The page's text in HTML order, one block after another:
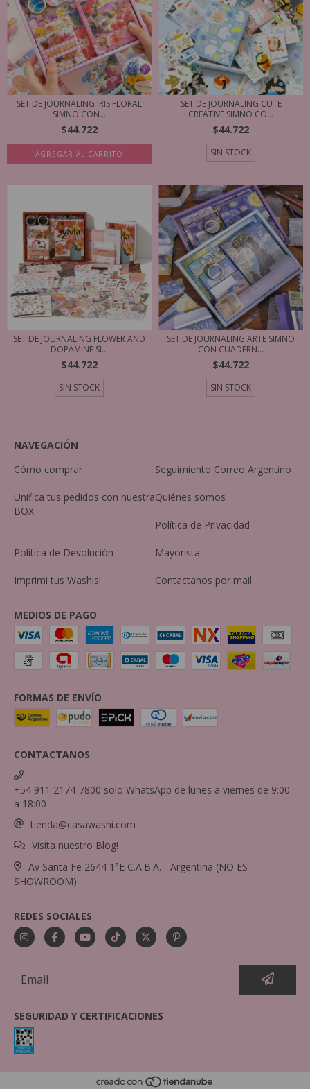
SET DE JOURNALING IRIS FLORAL
SIMNO CON...
$44.722
AGREGAR AL CARRITO
SET DE JOURNALING CUTE
CREATIVE SIMNO CO...
$44.722
SIN STOCK
SET DE JOURNALING FLOWER AND
DOPAMINE SI...
$44.722
SIN STOCK
SET DE JOURNALING ARTE SIMNO
CON CUADERN...
$44.722
SIN STOCK
NAVEGACIÓN
Cómo comprar
Seguimiento Correo Argentino
Unifica tus pedidos con nuestra
BOX
Quiénes somos
Política de Privacidad
Política de Devolución Mayorista
Imprimi tus Washis! Contactanos por mail
MEDIOS DE PAGO
FORMAS DE ENVÍO
CONTACTANOS
+54 911 2174-7800 solo WhatsApp de lunes a viernes de 9:00
a 18:00
tienda@casawashi.com
Visita nuestro Blog!
Av Santa Fe 2644 1°E C.A.B.A. - Argentina (NO ES
SHOWROOM)
REDES SOCIALES
SEGURIDAD Y CERTIFICACIONES